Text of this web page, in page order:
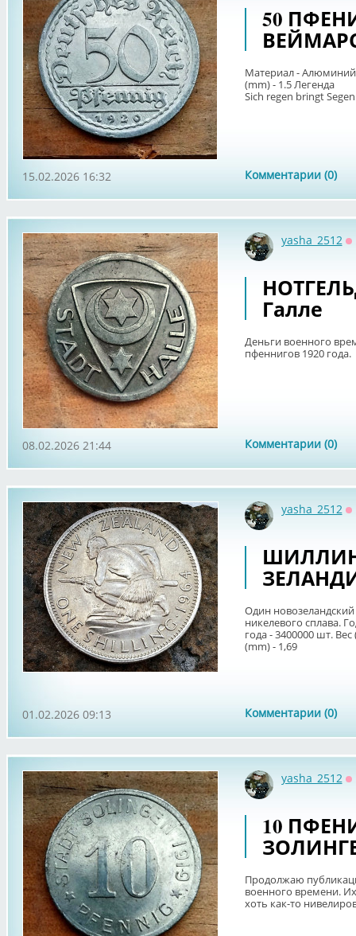
50
Материал - Алюминий
(mm) - 1.5 Легенда
Sich regen bringt Segen
Комментарии (0)
15.02.2026 16:32
yasha_2512
Галле
Деньги военного
пфеннигов 1920 года.
Комментарии (0)
08.02.2026 21:44
yasha_2512
Один
никелевого сплава.
года - 3400000 шт.
(mm) - 1,69
Комментарии (0)
01.02.2026 09:13
yasha_2512
10
Продолжаю
военного времени.
хоть как-то